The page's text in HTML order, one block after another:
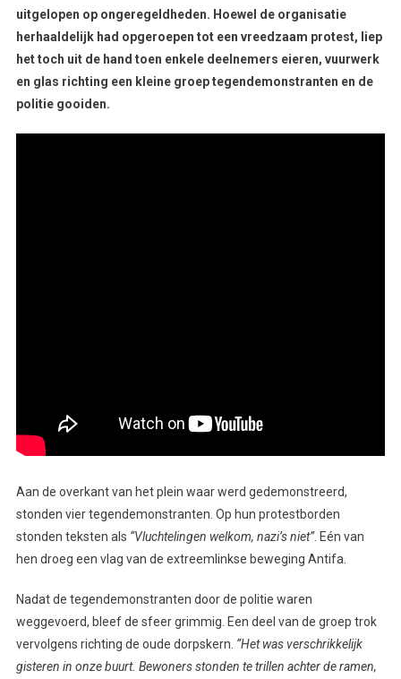
uitgelopen op ongeregeldheden. Hoewel de organisatie
herhaaldelijk had opgeroepen tot een vreedzaam protest, liep
het toch uit de hand toen enkele deelnemers eieren, vuurwerk
en glas richting een kleine groep tegendemonstranten en de
politie gooiden.
Aan de overkant van het plein waar werd gedemonstreerd,
stonden vier tegendemonstranten. Op hun protestborden
stonden teksten als “Vluchtelingen welkom, nazi’s niet”. Eén van
hen droeg een vlag van de extreemlinkse beweging Antifa.
Nadat de tegendemonstranten door de politie waren
weggevoerd, bleef de sfeer grimmig. Een deel van de groep trok
vervolgens richting de oude dorpskern. “Het was verschrikkelijk
gisteren in onze buurt. Bewoners stonden te trillen achter de ramen,